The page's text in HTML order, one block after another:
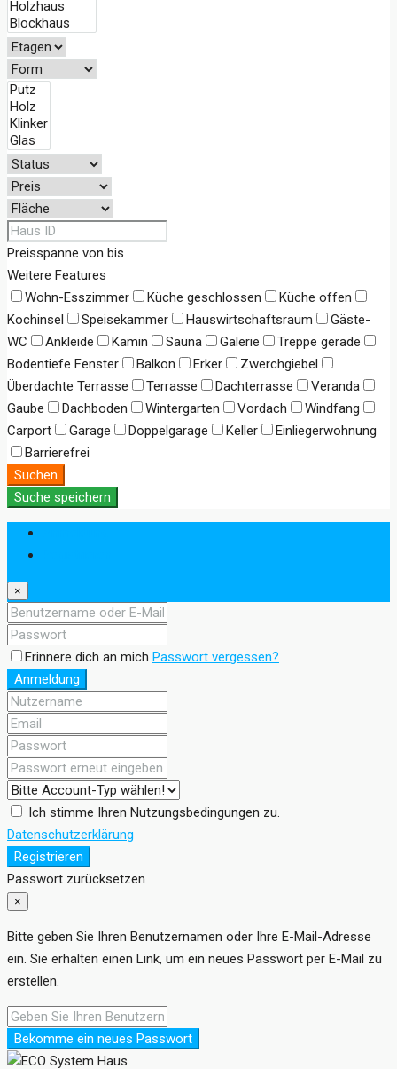
Preisspanne von bis
Weitere Features
Wohn-Esszimmer
Küche geschlossen
Küche offen
Kochinsel
Speisekammer Hauswirtschaftsraum
Gäste-
WC
Ankleide Kamin Sauna Galerie
Treppe gerade
Bodentiefe Fenster
Balkon Erker
Zwerchgiebel
Überdachte Terrasse
Terrasse Dachterrasse
Veranda
Gaube
Dachboden Wintergarten Vordach
Windfang
Carport
Garage Doppelgarage Keller
Einliegerwohnung
Barrierefrei
Suchen
Suche speichern
×
Erinnere dich an mich Passwort vergessen?
Anmeldung
Ich stimme Ihren Nutzungsbedingungen zu.
Datenschutzerklärung
Registrieren
Passwort zurücksetzen
×
Bitte geben Sie Ihren Benutzernamen oder Ihre E-Mail-Adresse
ein. Sie erhalten einen Link, um ein neues Passwort per E-Mail zu
erstellen.
Bekomme ein neues Passwort